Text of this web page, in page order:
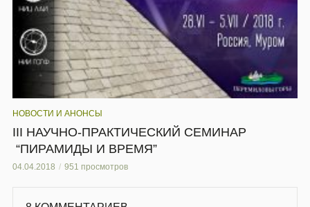
НОВОСТИ И АНОНСЫ
III НАУЧНО-ПРАКТИЧЕСКИЙ СЕМИНАР
“ПИРАМИДЫ И ВРЕМЯ”
04.04.2018 951 просмотров